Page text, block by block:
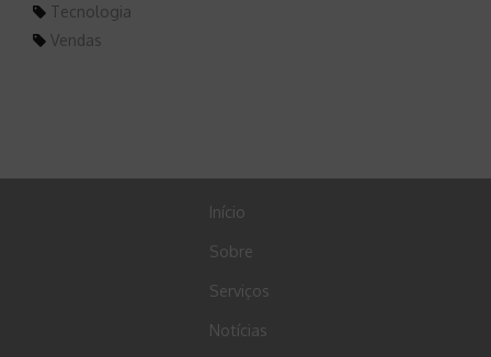
Tecnologia
Vendas
Início
Sobre
Serviços
Notícias